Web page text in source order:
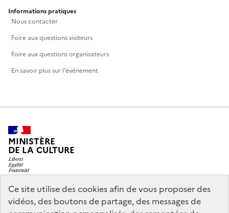
Ce site utilise des cookies afin de vous proposer des
vidéos, des boutons de partage, des messages de
Informations pratiques
Nous contacter
Foire aux questions visiteurs
Foire aux questions organisateurs
En savoir plus sur l'événement
MINISTÈRE
DE LA CULTURE
legifrance.gouv.fr info.gouv.fr